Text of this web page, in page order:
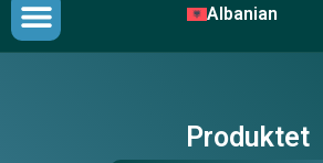
Albanian
Produktet